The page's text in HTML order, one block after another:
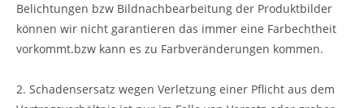
Belichtungen bzw Bildnachbearbeitung der Produktbilder
können wir nicht garantieren das immer eine Farbechtheit
vorkommt.bzw kann es zu Farbveränderungen kommen.
2. Schadensersatz wegen Verletzung einer Pflicht aus dem